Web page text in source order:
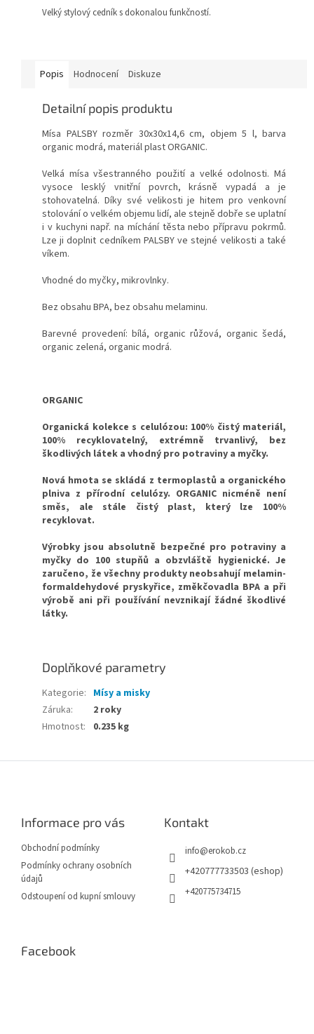
Velký stylový cedník s dokonalou funkčností.
Popis Hodnocení Diskuze
Detailní popis produktu
Mísa PALSBY rozměr 30x30x14,6 cm, objem 5 l, barva
organic modrá, materiál plast ORGANIC.
Velká mísa všestranného použití a velké odolnosti. Má
vysoce lesklý vnitřní povrch, krásně vypadá a je
stohovatelná. Díky své velikosti je hitem pro venkovní
stolování o velkém objemu lidí, ale stejně dobře se uplatní
i v kuchyni např. na míchání těsta nebo přípravu pokrmů.
Lze ji doplnit cedníkem PALSBY ve stejné velikosti a také
víkem.
Vhodné do myčky, mikrovlnky.
Bez obsahu BPA, bez obsahu melaminu.
Barevné provedení: bílá, organic růžová, organic šedá,
organic zelená, organic modrá.
ORGANIC
Organická kolekce s celulózou: 100% čistý materiál,
100% recyklovatelný, extrémně trvanlivý, bez
škodlivých látek a vhodný pro potraviny a myčky.
Nová hmota se skládá z termoplastů a organického
plniva z přírodní celulózy. ORGANIC nicméně není
směs, ale stále čistý plast, který lze 100%
recyklovat.
Výrobky jsou absolutně bezpečné pro potraviny a
myčky do 100 stupňů a obzvláště hygienické. Je
zaručeno, že všechny produkty neobsahují melamin-
formaldehydové pryskyřice, změkčovadla BPA a při
výrobě ani při používání nevznikají žádné škodlivé
látky.
Doplňkové parametry
Kategorie: Mísy a misky
Záruka:
2 roky
Hmotnost: 0.235 kg
Informace pro vás
Obchodní podmínky
Podmínky ochrany osobních
údajů
Odstoupení od kupní smlouvy
Kontakt
info@erokob.cz
+420777733503 (eshop)
+420775734715
Facebook